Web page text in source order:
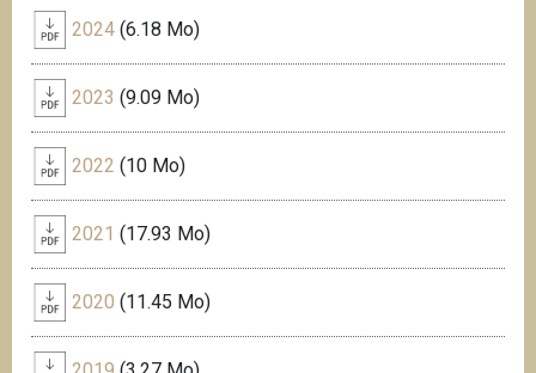
2024 (6.18 Mo)
2023 (9.09 Mo)
2022 (10 Mo)
2021 (17.93 Mo)
2020 (11.45 Mo)